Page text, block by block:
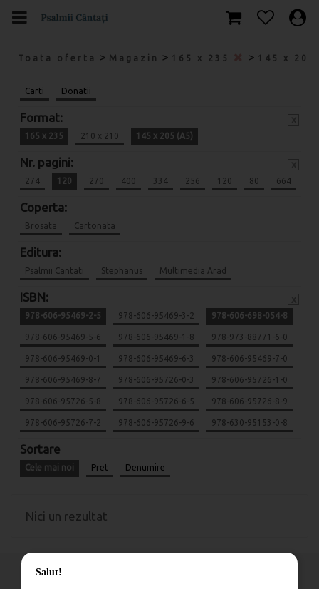
Toata oferta > Magazin > 165 x 235 > 145 x
Carti Donatii
Format:
165 x 235 210 x 210 145 x 205 (A5)
Nr. pagini:
274 120 270 400 334 256 120 80 664
Coperta:
Brosata Cartonata
Editura:
Psalmii Cantati Stephanus Multimedia Arad
ISBN:
978-606-95469-2-5 978-606-95469-3-2 978-606-698-054-8
978-606-95469-5-6 978-606-95469-1-8 978-973-88771-6-0
978-606-95469-0-1 978-606-95469-6-3 978-606-95469-7-0
978-606-95469-8-7 978-606-95726-0-3 978-606-95726-1-0
978-606-95726-5-8 978-606-95726-6-5 978-606-95726-8-9
978-606-95726-7-2 978-606-95726-9-6 978-630-95153-0-8
Sortare
Cele mai noi Pret Denumire
Nici un rezultat
Salut!